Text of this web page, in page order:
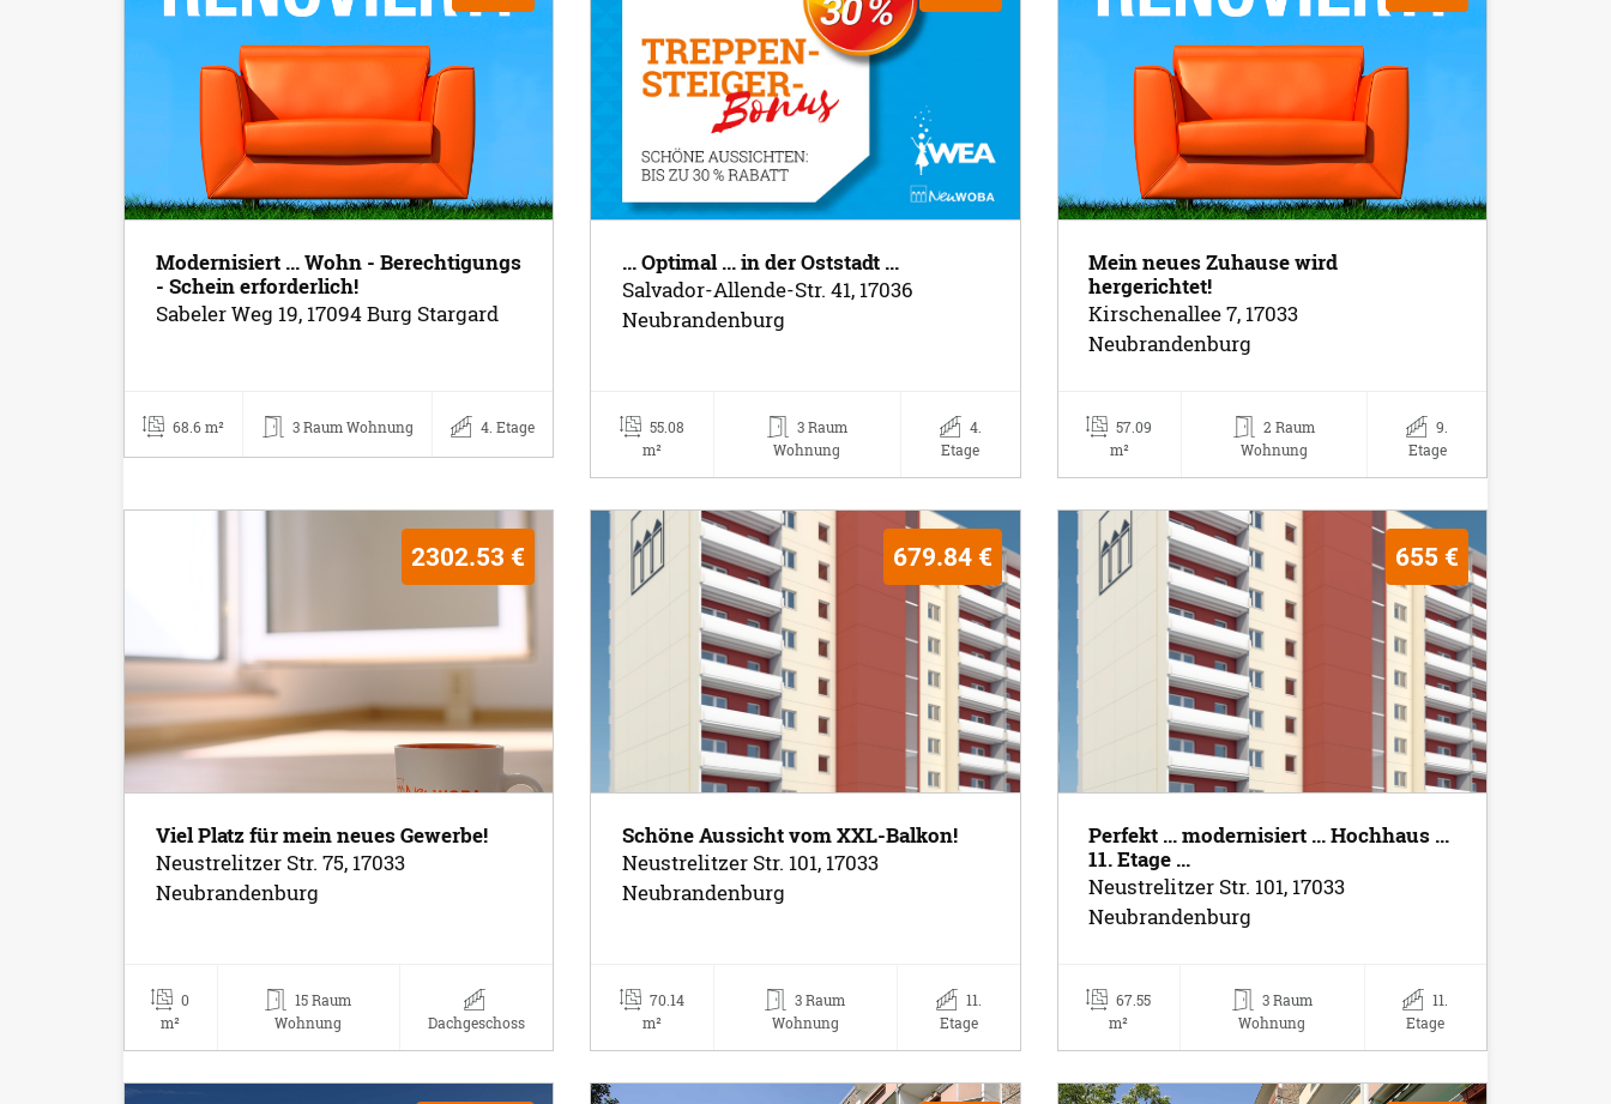
Modernisiert ... Wohn - Berechtigungs
- Schein erforderlich!
Sabeler Weg 19, 17094 Burg Stargard
68.6 m² 3 Raum Wohnung 4. Etage
... Optimal ... in der Oststadt ...
Salvador-Allende-Str. 41, 17036
Neubrandenburg
55.08
m²
3 Raum
Wohnung
4.
Etage
Mein neues Zuhause wird
hergerichtet!
Kirschenallee 7, 17033
Neubrandenburg
57.09
m²
2 Raum
Wohnung
9.
Etage
2302.53 €
Viel Platz für mein neues Gewerbe!
Neustrelitzer Str. 75, 17033
Neubrandenburg
0
m²
15 Raum
Wohnung
Dachgeschoss
679.84 €
Schöne Aussicht vom XXL-Balkon!
Neustrelitzer Str. 101, 17033
Neubrandenburg
70.14
m²
3 Raum
Wohnung
11.
Etage
655 €
Perfekt ... modernisiert ... Hochhaus ...
11. Etage ...
Neustrelitzer Str. 101, 17033
Neubrandenburg
67.55
m²
3 Raum
Wohnung
11.
Etage